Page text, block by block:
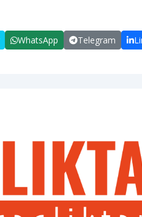
WhatsApp Telegram